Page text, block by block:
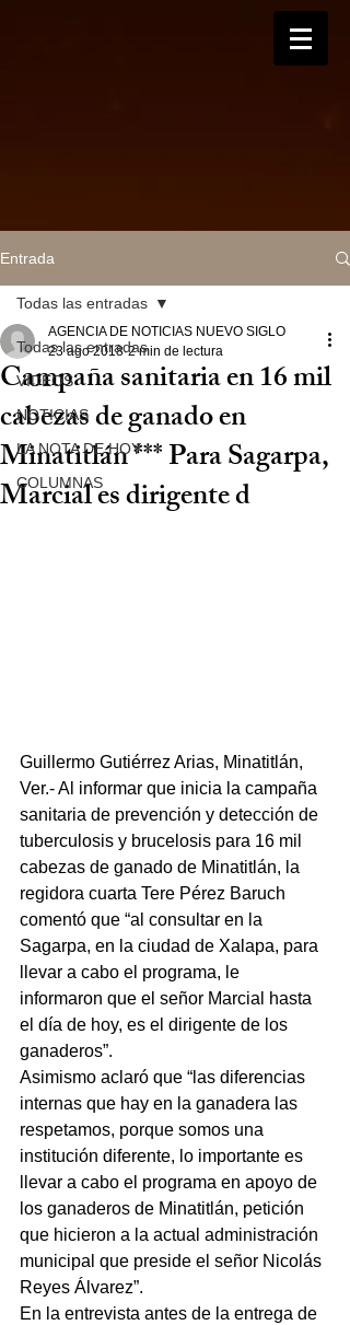
Entrada
Todas las entradas
VIDEOS
NOTICIAS
LA NOTA DE HOY
COLUMNAS
Todas las entradas
Campaña sanitaria en 16 mil
cabezas de ganado en
Minatitlán *** Para Sagarpa,
Marcial es dirigente d
AGENCIA DE NOTICIAS NUEVO SIGLO
23 ago 2018 2 min de lectura
Guillermo Gutiérrez Arias, Minatitlán,
Ver.- Al informar que inicia la campaña
sanitaria de prevención y detección de
tuberculosis y brucelosis para 16 mil
cabezas de ganado de Minatitlán, la
regidora cuarta Tere Pérez Baruch
comentó que “al consultar en la
Sagarpa, en la ciudad de Xalapa, para
llevar a cabo el programa, le
informaron que el señor Marcial hasta
el día de hoy, es el dirigente de los
ganaderos”.
Asimismo aclaró que “las diferencias
internas que hay en la ganadera las
respetamos, porque somos una
institución diferente, lo importante es
llevar a cabo el programa en apoyo de
los ganaderos de Minatitlán, petición
que hicieron a la actual administración
municipal que preside el señor Nicolás
Reyes Álvarez”.
En la entrevista antes de la entrega de